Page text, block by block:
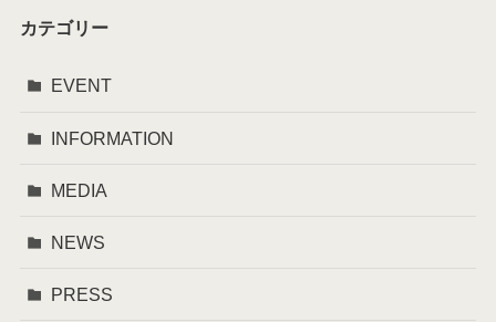
カテゴリー
EVENT
INFORMATION
MEDIA
NEWS
PRESS